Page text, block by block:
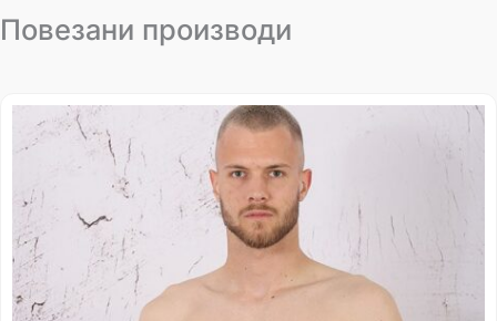
Повезани производи